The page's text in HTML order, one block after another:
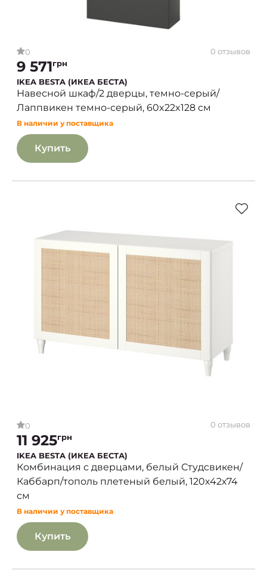
0 0 отзывов
9 571грн
IKEA BESTA (ИКЕА БЕСТА)
Навесной шкаф/2 дверцы, темно-серый/
Лаппвикен темно-серый, 60x22x128 см
В наличии у поставщика
Купить
0 0 отзывов
11 925грн
IKEA BESTA (ИКЕА БЕСТА)
Комбинация с дверцами, белый Студсвикен/
Каббарп/тополь плетеный белый, 120х42х74
см
В наличии у поставщика
Купить